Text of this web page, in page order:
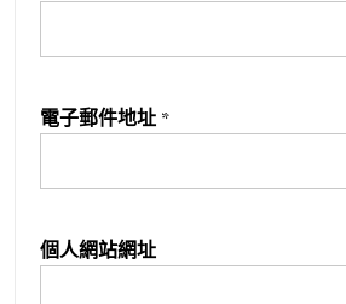
電子郵件地址 *
個人網站網址